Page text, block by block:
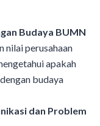
Budaya BUMN
nilai perusahaan
apakah
budaya
dan Problem